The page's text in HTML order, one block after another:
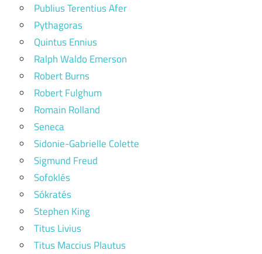
Publius Terentius Afer
Pythagoras
Quintus Ennius
Ralph Waldo Emerson
Robert Burns
Robert Fulghum
Romain Rolland
Seneca
Sidonie-Gabrielle Colette
Sigmund Freud
Sofoklés
Sókratés
Stephen King
Titus Livius
Titus Maccius Plautus